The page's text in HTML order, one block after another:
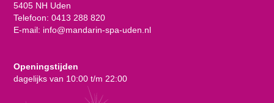
5405 NH Uden
Telefoon: 0413 288 820
E-mail: info@mandarin-spa-uden.nl
Openingstijden
dagelijks van 10:00 t/m 22:00